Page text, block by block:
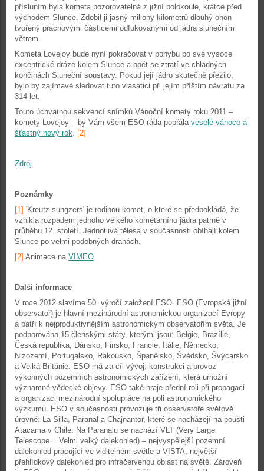
přísluním byla kometa pozorovatelná z jižní polokoule, krátce před
východem Slunce. Zdobil ji jasný miliony kilometrů dlouhý ohon
tvořený prachovými částicemi odfukovanými od jádra slunečním
větrem.
Kometa Lovejoy bude nyní pokračovat v pohybu po své vysoce
excentrické dráze kolem Slunce a opět se ztratí ve chladných
končinách Sluneční soustavy. Pokud její jádro skutečně přežilo,
bylo by zajímavé sledovat tuto vlasatici při jejím příštím návratu za
314 let.
Touto úchvatnou sekvencí snímků Vánoční komety roku 2011 –
komety Lovejoy – by Vám všem ESO ráda popřála veselé vánoce a
šťastný nový rok. [2]
Zdroj
Poznámky
[1] 'Kreutz sungzers' je rodinou komet, o které se předpokládá, že
vznikla rozpadem jednoho velkého kometárního jádra patrně v
průběhu 12. století. Jednotlivá tělesa v současnosti obíhají kolem
Slunce po velmi podobných drahách.
[2] Animace na VIMEO.
Další informace
V roce 2012 slavíme 50. výročí založení ESO. ESO (Evropská jižní
observatoř) je hlavní mezinárodní astronomickou organizací Evropy
a patří k nejproduktivnějším astronomickým observatořím světa. Je
podporována 15 členskými státy, kterými jsou: Belgie, Brazílie,
Česká republika, Dánsko, Finsko, Francie, Itálie, Německo,
Nizozemí, Portugalsko, Rakousko, Španělsko, Švédsko, Švýcarsko
a Velká Británie. ESO má za cíl vývoj, konstrukci a provoz
výkonných pozemních astronomických zařízení, která umožní
významné vědecké objevy. ESO také hraje přední roli při propagaci
a organizaci mezinárodní spolupráce na poli astronomického
výzkumu. ESO v současnosti provozuje tři observatoře světově
úrovně: La Silla, Paranal a Chajnantor, které se nacházejí na poušti
Atacama v Chile. Na Paranalu se nachází VLT (Very Large
Telescope = Velmi velký dalekohled) – nejvyspělejší pozemní
dalekohled pracující ve viditelném světle a VISTA, největší
přehlídkový dalekohled pro infračervenou oblast na světě. Zároveň